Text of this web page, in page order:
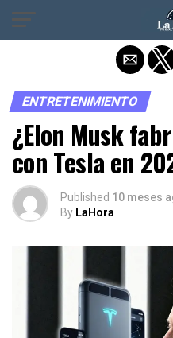
ENTRETENIMIENTO
¿Elon Musk
con Tesla en
Published 10 meses
By LaHora
Salir de la